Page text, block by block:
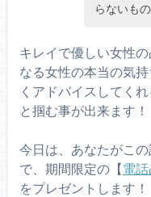
らないもの
キレイで優しい女性
なる女性の本当の気
くアドバイスしてく
と掴む事が出来ます！
今日は、あなたがこ
で、期間限定の【電
をプレゼントします！